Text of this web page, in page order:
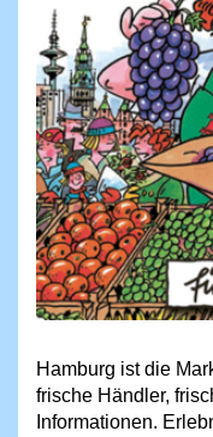
Hamburg ist die
frische Händler,
Informationen.